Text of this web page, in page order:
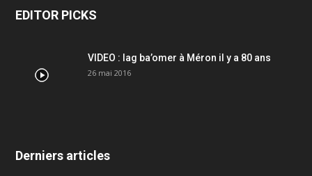
EDITOR PICKS
VIDEO : lag ba’omer à Méron il y a 80 ans
26 mai 2016
Derniers articles